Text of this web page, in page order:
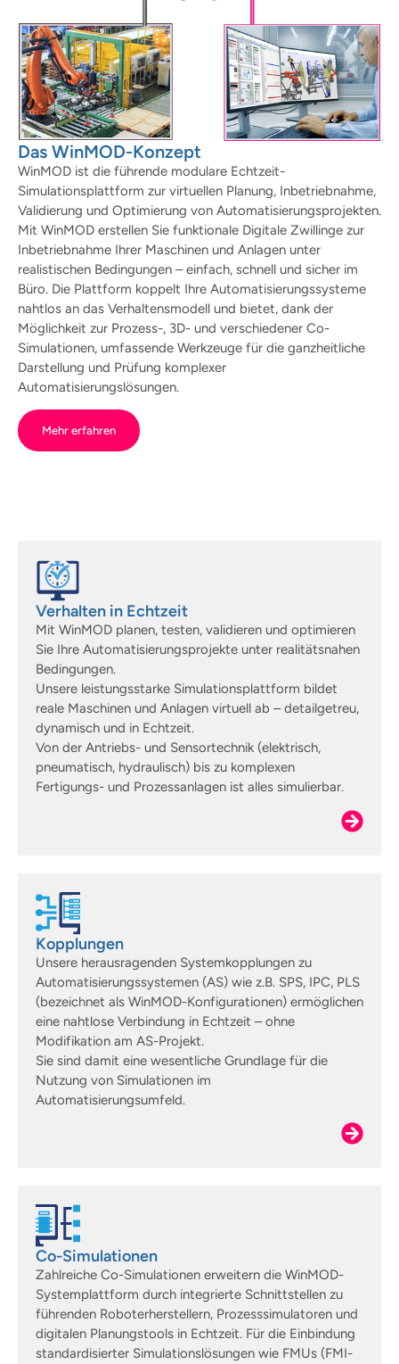
Das WinMOD-Konzept
WinMOD ist die führende modulare Echtzeit-
Simulationsplattform zur virtuellen Planung, Inbetriebnahme,
Validierung und Optimierung von Automatisierungsprojekten.
Mit WinMOD erstellen Sie funktionale Digitale Zwillinge zur
Inbetriebnahme Ihrer Maschinen und Anlagen unter
realistischen Bedingungen – einfach, schnell und sicher im
Büro. Die Plattform koppelt Ihre Automatisierungssysteme
nahtlos an das Verhaltensmodell und bietet, dank der
Möglichkeit zur Prozess-, 3D- und verschiedener Co-
Simulationen, umfassende Werkzeuge für die ganzheitliche
Darstellung und Prüfung komplexer
Automatisierungslösungen.
Mehr erfahren
Verhalten in Echtzeit
Mit WinMOD planen, testen, validieren und optimieren
Sie Ihre Automatisierungsprojekte unter realitätsnahen
Bedingungen.
Unsere leistungsstarke Simulationsplattform bildet
reale Maschinen und Anlagen virtuell ab – detailgetreu,
dynamisch und in Echtzeit.
Von der Antriebs- und Sensortechnik (elektrisch,
pneumatisch, hydraulisch) bis zu komplexen
Fertigungs- und Prozessanlagen ist alles simulierbar.
Kopplungen
Unsere herausragenden Systemkopplungen zu
Automatisierungssystemen (AS) wie z.B. SPS, IPC, PLS
(bezeichnet als WinMOD-Konfigurationen) ermöglichen
eine nahtlose Verbindung in Echtzeit – ohne
Modifikation am AS-Projekt.
Sie sind damit eine wesentliche Grundlage für die
Nutzung von Simulationen im
Automatisierungsumfeld.
Co-Simulationen
Zahlreiche Co-Simulationen erweitern die WinMOD-
Systemplattform durch integrierte Schnittstellen zu
führenden Roboterherstellern, Prozesssimulatoren und
digitalen Planungstools in Echtzeit. Für die Einbindung
standardisierter Simulationslösungen wie FMUs (FMI-